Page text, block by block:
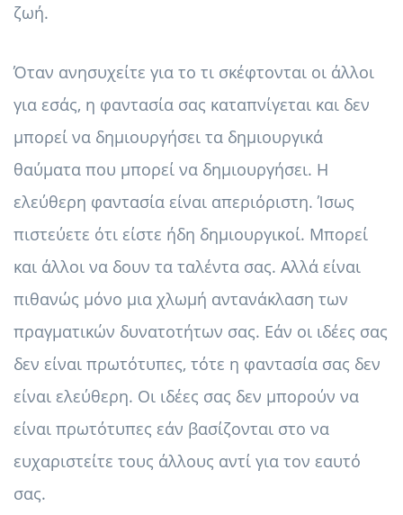
ζωή.
Όταν ανησυχείτε για το τι σκέφτονται οι άλλοι
για εσάς, η φαντασία σας καταπνίγεται και δεν
μπορεί να δημιουργήσει τα δημιουργικά
θαύματα που μπορεί να δημιουργήσει. Η
ελεύθερη φαντασία είναι απεριόριστη. Ίσως
πιστεύετε ότι είστε ήδη δημιουργικοί. Μπορεί
και άλλοι να δουν τα ταλέντα σας. Αλλά είναι
πιθανώς μόνο μια χλωμή αντανάκλαση των
πραγματικών δυνατοτήτων σας. Εάν οι ιδέες σας
δεν είναι πρωτότυπες, τότε η φαντασία σας δεν
είναι ελεύθερη. Οι ιδέες σας δεν μπορούν να
είναι πρωτότυπες εάν βασίζονται στο να
ευχαριστείτε τους άλλους αντί για τον εαυτό
σας.